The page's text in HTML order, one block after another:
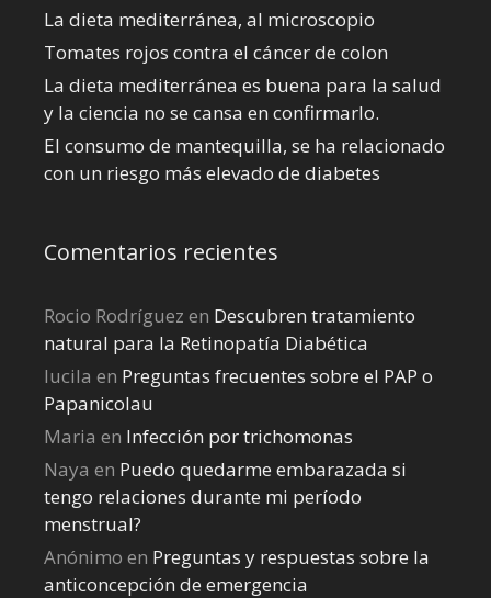
La dieta mediterránea, al microscopio
Tomates rojos contra el cáncer de colon
La dieta mediterránea es buena para la salud
y la ciencia no se cansa en confirmarlo.
El consumo de mantequilla, se ha relacionado
con un riesgo más elevado de diabetes
Comentarios recientes
Rocio Rodríguez en Descubren tratamiento
natural para la Retinopatía Diabética
lucila en Preguntas frecuentes sobre el PAP o
Papanicolau
Maria en Infección por trichomonas
Naya en Puedo quedarme embarazada si
tengo relaciones durante mi perí­odo
menstrual?
Anónimo en Preguntas y respuestas sobre la
anticoncepción de emergencia